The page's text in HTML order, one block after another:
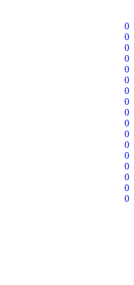
0
0
0
0
0
0
0
0
0
0
0
0
0
0
0
0
0